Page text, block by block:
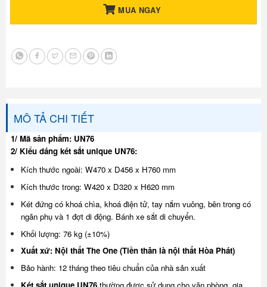
MUA NGAY
MÔ TẢ CHI TIẾT
1/ Mã sản phẩm: UN76
2/ Kiểu dáng két sắt unique UN76:
Kích thước ngoài: W470 x D456 x H760 mm
Kích thước trong: W420 x D320 x H620 mm
Két đứng có khoá chìa, khoá điện tử, tay nắm vuông, bên trong có
ngăn phụ và 1 đợt di động. Bánh xe sắt di chuyển.
Khối lượng: 76 kg (±10%)
Xuất xứ: Nội thất The One (Tiền thân là nội thất Hòa Phát)
Bảo hành: 12 tháng theo tiêu chuẩn của nhà sản xuất